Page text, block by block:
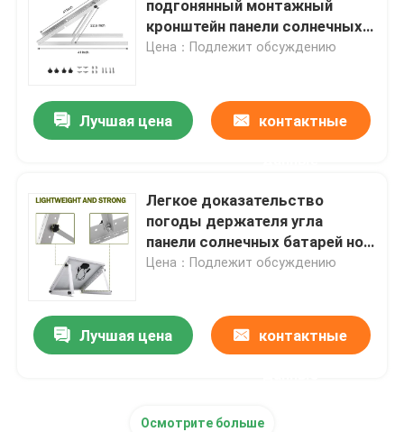
Металлические водосточные желоба
Оцинкованный кабельный лоток
подгонянный монтажный
кронштейн панели солнечных
батарей с регулируемым
Цена：Подлежит обсуждению
Лучшая цена контактные
Легкое доказательство
погоды держателя угла
панели солнечных батарей ног
наклона панели солнечных
Цена：Подлежит обсуждению
Лучшая цена контактные
Осмотрите больше